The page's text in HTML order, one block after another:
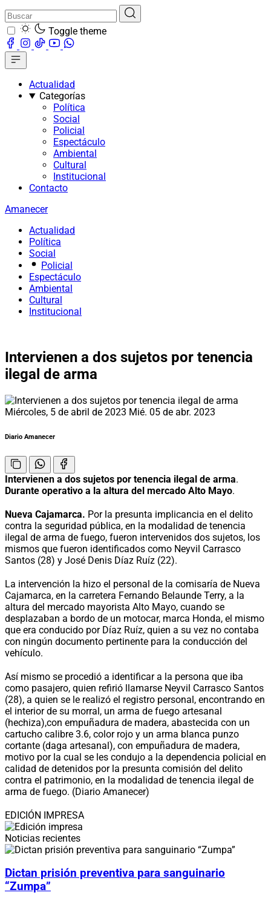
Toggle theme
Actualidad
Categorías
Política
Social
Policial
Espectáculo
Ambiental
Cultural
Institucional
Contacto
Amanecer
Actualidad
Política
Social
Policial
Espectáculo
Ambiental
Cultural
Institucional
Intervienen a dos sujetos por tenencia
ilegal de arma
Miércoles, 5 de abril de 2023 Mié. 05 de abr. 2023
Diario Amanecer
Intervienen a dos sujetos por tenencia ilegal de arma.
Durante operativo a la altura del mercado Alto Mayo.
Nueva Cajamarca. Por la presunta implicancia en el delito
contra la seguridad pública, en la modalidad de tenencia
ilegal de arma de fuego, fueron intervenidos dos sujetos, los
mismos que fueron identificados como Neyvil Carrasco
Santos (28) y José Denis Díaz Ruíz (22).
La intervención la hizo el personal de la comisaría de Nueva
Cajamarca, en la carretera Fernando Belaunde Terry, a la
altura del mercado mayorista Alto Mayo, cuando se
desplazaban a bordo de un motocar, marca Honda, el mismo
que era conducido por Díaz Ruíz, quien a su vez no contaba
con ningún documento pertinente para la conducción del
vehículo.
Así mismo se procedió a identificar a la persona que iba
como pasajero, quien refirió llamarse Neyvil Carrasco Santos
(28), a quien se le realizó el registro personal, encontrando en
el interior de su morral, un arma de fuego artesanal
(hechiza),con empuñadura de madera, abastecida con un
cartucho calibre 3.6, color rojo y un arma blanca punzo
cortante (daga artesanal), con empuñadura de madera,
motivo por la cual se les condujo a la dependencia policial en
calidad de detenidos por la presunta comisión del delito
contra el patrimonio, en la modalidad de tenencia ilegal de
arma de fuego. (Diario Amanecer)
EDICIÓN IMPRESA
Noticias recientes
Dictan prisión preventiva para sanguinario
“Zumpa”